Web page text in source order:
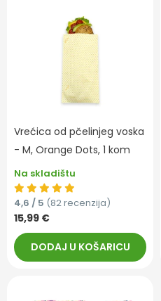
Vrećica od pčelinjeg voska
- M, Orange Dots, 1 kom
Na skladištu
4,6 / 5 (82 recenzija)
15,99 €
DODAJ U KOŠARICU